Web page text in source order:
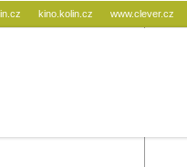
kino.kolin.cz www.clever.cz